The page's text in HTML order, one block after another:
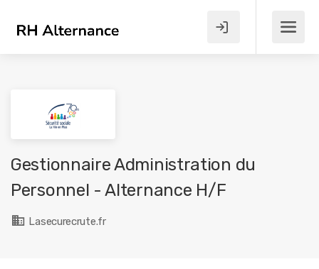
Gestionnaire Administration du
Personnel - Alternance H/F
Lasecurecrute.fr